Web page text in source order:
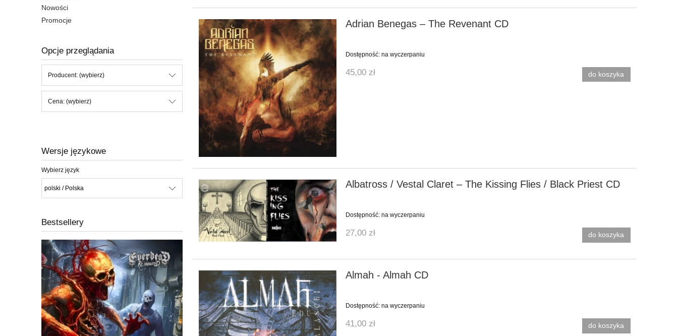
Nowości
Promocje
Opcje przeglądania
Producent: (wybierz)
Cena: (wybierz)
Wersje językowe
Wybierz język
Bestsellery
Adrian Benegas ‎– The Revenant CD
Dostępność: na wyczerpaniu
45,00 zł do koszyka
Albatross / Vestal Claret ‎– The Kissing Flies / Black Priest CD
Dostępność: na wyczerpaniu
27,00 zł do koszyka
Almah - Almah CD
Dostępność: na wyczerpaniu
41,00 zł do koszyka